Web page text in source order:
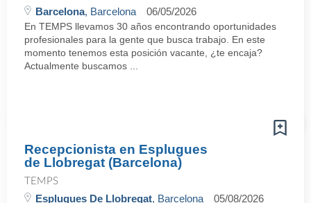
Barcelona, Barcelona 06/05/2026
En TEMPS llevamos 30 años encontrando oportunidades
profesionales para la gente que busca trabajo. En este
momento tenemos esta posición vacante, ¿te encaja?
Actualmente buscamos ...
Recepcionista en Esplugues
de Llobregat (Barcelona)
TEMPS
Esplugues De Llobregat, Barcelona 05/08/2026